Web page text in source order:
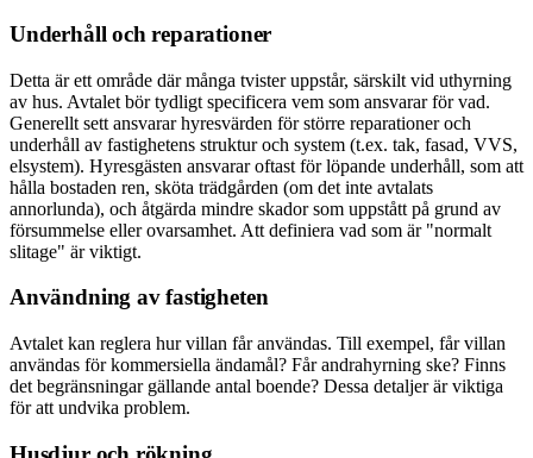
Underhåll och reparationer
Detta är ett område där många tvister uppstår, särskilt vid uthyrning
av hus. Avtalet bör tydligt specificera vem som ansvarar för vad.
Generellt sett ansvarar hyresvärden för större reparationer och
underhåll av fastighetens struktur och system (t.ex. tak, fasad, VVS,
elsystem). Hyresgästen ansvarar oftast för löpande underhåll, som att
hålla bostaden ren, sköta trädgården (om det inte avtalats
annorlunda), och åtgärda mindre skador som uppstått på grund av
försummelse eller ovarsamhet. Att definiera vad som är "normalt
slitage" är viktigt.
Användning av fastigheten
Avtalet kan reglera hur villan får användas. Till exempel, får villan
användas för kommersiella ändamål? Får andrahyrning ske? Finns
det begränsningar gällande antal boende? Dessa detaljer är viktiga
för att undvika problem.